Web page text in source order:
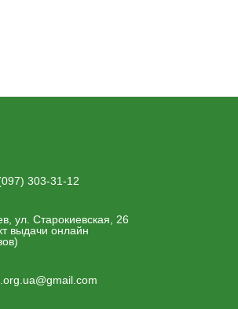
303-31-12
ул. Старокиевская, 26
выдачи онлайн